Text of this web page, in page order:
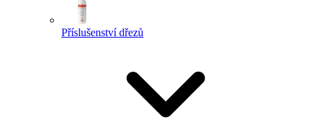
Příslušenství dřezů